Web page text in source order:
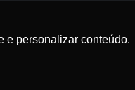
e personalizar conteúdo.